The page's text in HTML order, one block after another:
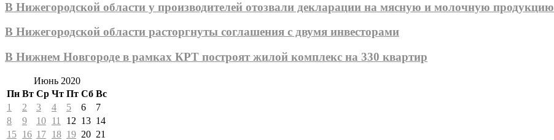
В Нижегородской области у производителей отозвали декларации на мясную и молочную продукцию
В Нижегородской области расторгнуты соглашения с двумя инвесторами
В Нижнем Новгороде в рамках КРТ построят жилой комплекс на 330 квартир
Июнь 2020
Пн Вт Ср Чт Пт Сб Вс
1
2 3 4 5 6
7
8
9 10 11 12 13 14
15 16 17 18 19 20 21